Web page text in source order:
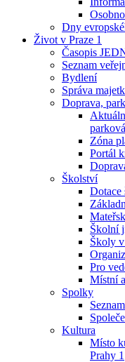
Dny
Život v Praze 1
Časopis
Seznam
Bydlení
Správa
Doprava,
Zóna
Portál
Školství
Dotace
Školní
Školy
Pro
Místní
Spolky
Kultura
Místo
Prahy 1